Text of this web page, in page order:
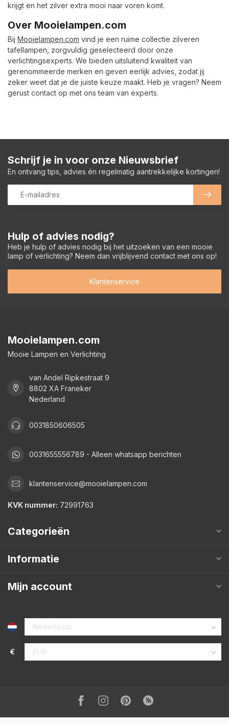
krijgt en het zilver extra mooi naar voren komt.
Over Mooielampen.com
Bij Mooielampen.com vind je een ruime collectie zilveren
tafellampen, zorgvuldig geselecteerd door onze
verlichtingsexperts. We bieden uitsluitend kwaliteit van
gerenommeerde merken en geven eerlijk advies, zodat jij
zeker weet dat je de juiste keuze maakt. Heb je vragen? Neem
gerust contact op met ons team van experts.
Hulp of advies nodig?
Heb je hulp of advies nodig bij het uitzoeken van een mooie
lamp of verlichting? Neem dan vrijblijvend contact met ons op!
Klantenservice
Schrijf je in voor onze Nieuwsbrief
En ontvang tips, advies én regelmatig aantrekkelijke kortingen!
Mooielampen.com
Mooie Lampen en Verlichting
van Andel Ripkestraat 9
8802 XA Franeker
Nederland
0031850606505
0031655556789 - Alleen whatsapp berichten
klantenservice@mooielampen.com
KVK nummer: 72991763
Categorieën
Informatie
Mijn account
€